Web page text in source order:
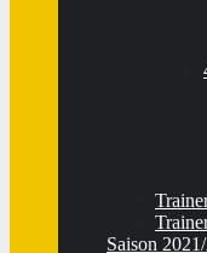
Saison